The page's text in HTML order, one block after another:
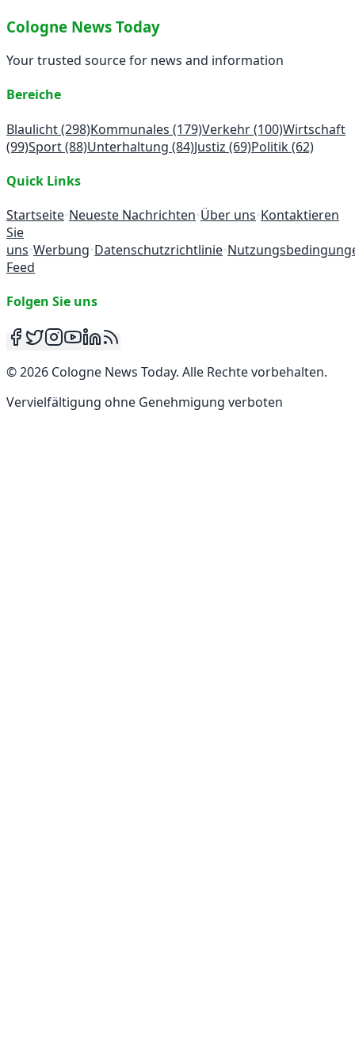
Cologne News Today
Your trusted source for news and information
Bereiche
Blaulicht(298)Kommunales (179)Verkehr(100)Wirtschaft
(99)Sport(88)Unterhaltung (84)Justiz (69)Politik(62)
Quick Links
Startseite•Neueste Nachrichten•Über uns•Kontaktieren
Sie
uns•Werbung•Datenschutzrichtlinie•
Feed
Folgen Sie uns
©2026 Cologne News Today. Alle Rechte vorbehalten.
Vervielfältigung ohne Genehmigung verboten